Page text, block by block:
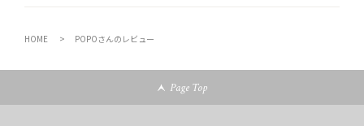
HOME POPOさんのレビュー
Page Top